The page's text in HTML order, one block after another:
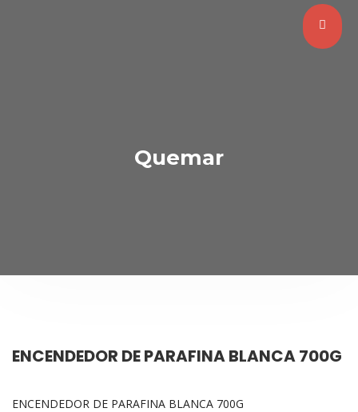
Quemar
ENCENDEDOR DE PARAFINA BLANCA 700G
ENCENDEDOR DE PARAFINA BLANCA 700G